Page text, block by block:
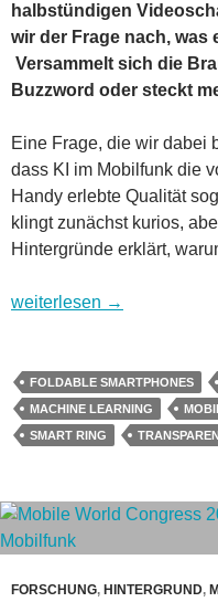
halbstündigen
wir der Frage nach, was
Versammelt sich die
Buzzword oder steckt
Eine Frage, die wir dabei
dass KI im Mobilfunk die
Handy erlebte Qualität
klingt zunächst kurios,
Hintergründe erklärt,
Mobile World Congress
weiterlesen →
FOLDABLE SMARTPHONES
MACHINE LEARNING
SMART RING
FORSCHUNG, HINTERGRUND,